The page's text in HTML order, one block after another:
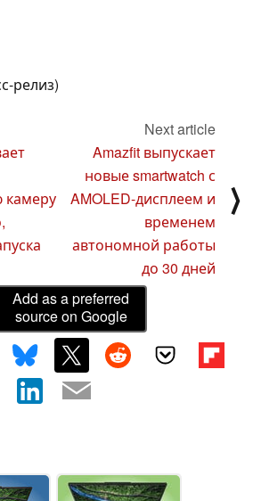
релиз)
камеру
Next article
Amazfit выпускает
новые smartwatch с
AMOLED-дисплеем и
временем
автономной работы
до 30 дней
⟩
Add as a preferred
source on Google